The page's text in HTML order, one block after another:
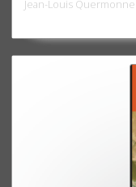
Jean-Louis Quermonne